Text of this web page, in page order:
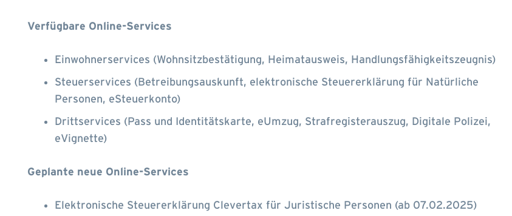
Verfügbare Online-Services
Einwohnerservices (Wohnsitzbestätigung, Heimatausweis, Handlungsfähigkeitszeugnis)
Steuerservices (Betreibungsauskunft, elektronische Steuererklärung für Natürliche
Personen, eSteuerkonto)
Drittservices (Pass und Identitätskarte, eUmzug, Strafregisterauszug, Digitale Polizei,
eVignette)
Geplante neue Online-Services
Elektronische Steuererklärung Clevertax für Juristische Personen (ab 07.02.2025)